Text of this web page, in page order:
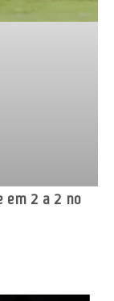
em 2 a 2 no